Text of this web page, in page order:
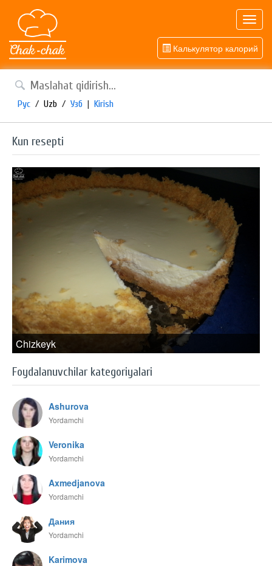
Калькулятор калорий
Рус / Uzb / Узб | Kirish
Kun resepti
Chizkeyk
Foydalanuvchilar kategoriyalari
Ashurova
Yordamchi
Veronika
Yordamchi
Axmedjanova
Yordamchi
Дания
Yordamchi
Karimova